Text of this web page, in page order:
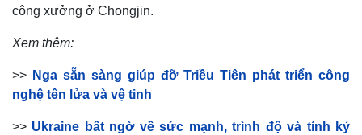
công xưởng ở Chongjin.
Xem thêm:
>> Nga sẵn sàng giúp đỡ Triều Tiên phát triển công
nghệ tên lửa và vệ tinh
>> Ukraine bất ngờ về sức mạnh, trình độ và tính kỷ